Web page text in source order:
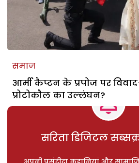
समाज
आर्मी कैप्टन के प्रपोज पर
प्रोटोकौल का उल्लंघन?
सरिता डिजिटल